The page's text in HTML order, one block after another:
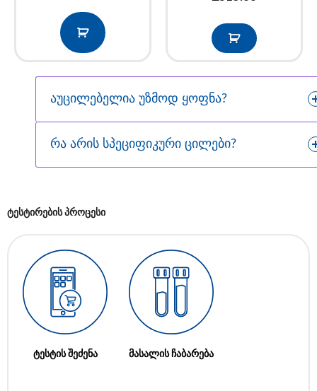
აუცილებელია უზმოდ ყოფნა?
რა არის სპეციფიკური ცილები?
ტესტირების პროცესი
ტესტის შეძენა მასალის ჩაბარება